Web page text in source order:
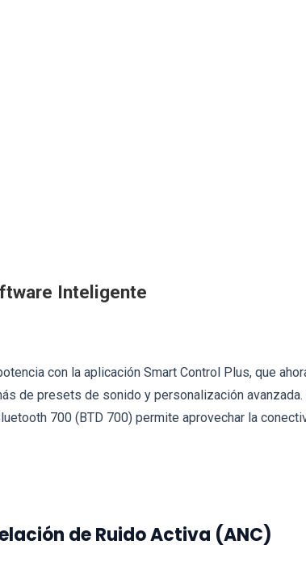
Inteligente
con la aplicación Smart Control Plus, que
de presets de sonido y personalización avanzada.
700 (BTD 700) permite aprovechar la
de Ruido Activa (ANC)